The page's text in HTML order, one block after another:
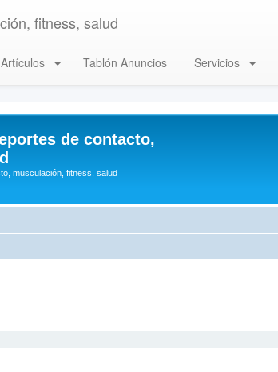
fitness, salud
Artículos Tablón Anuncios Servicios
de contacto,
musculación, fitness, salud